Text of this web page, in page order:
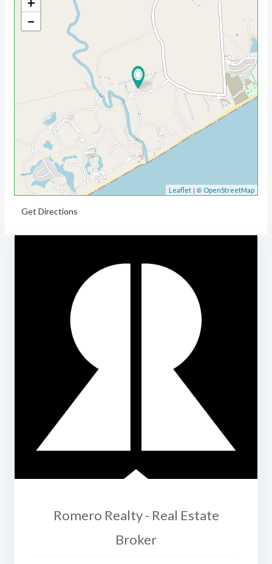
−
Leaflet | © OpenStreetMap
Get Directions
Romero Realty - Real Estate
Broker